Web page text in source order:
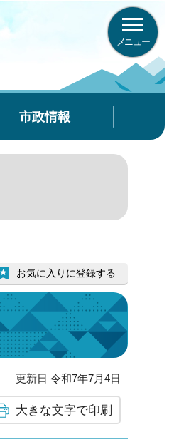
メニュー
市政情報
お気に入りに登録する
更新日 令和7年7月4日
大きな文字で印刷